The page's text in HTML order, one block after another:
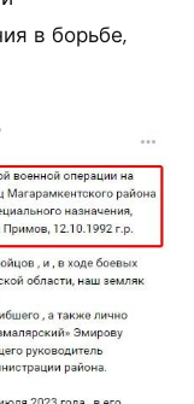
в борьбе,